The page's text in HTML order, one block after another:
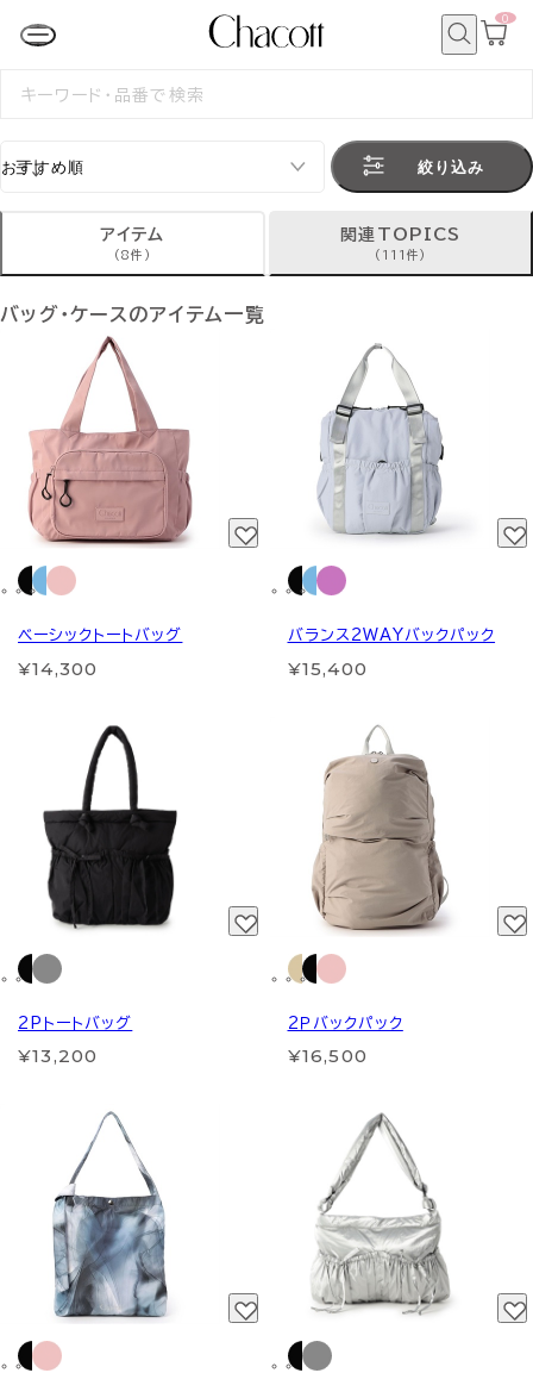
カ
0
検
絞り込み
アイテム
(8件)
関連TOPICS
(111件)
バッグ・ケースのアイテム一覧
ベーシックトートバッグ
¥14,300
バランス2WAYバックパック
¥15,400
2Pトートバッグ
¥13,200
2Ｐバックパック
¥16,500